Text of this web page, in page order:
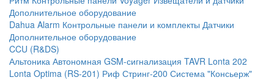
Дополнительное оборудование
Dahua Alarm Контрольные панели и комплекты Датчики
Дополнительное оборудование
CCU (R&DS)
Альтоника Автономная GSM-сигнализация TAVR Lonta 202
Lonta Optima (RS-201) Риф Стринг-200 Система "Консьерж"